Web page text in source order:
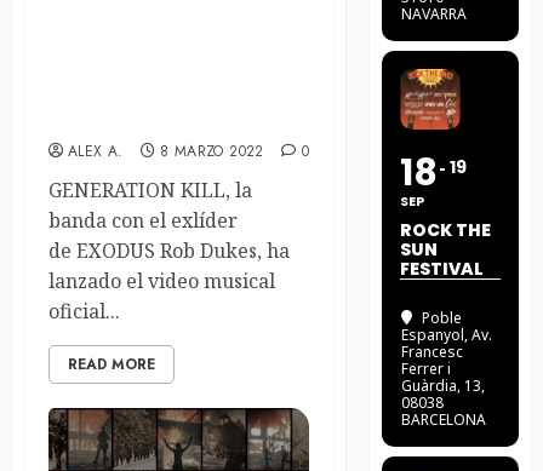
ALEX A. 8 MARZO 2022 0
GENERATION KILL, la
banda con el exlíder
de EXODUS Rob Dukes, ha
lanzado el video musical
oficial...
READ MORE
NAVARRA
18
SEP
19
ROCK THE
SUN
FESTIVAL
Poble
Espanyol, Av.
Francesc
Ferrer i
Guàrdia, 13,
08038
BARCELONA